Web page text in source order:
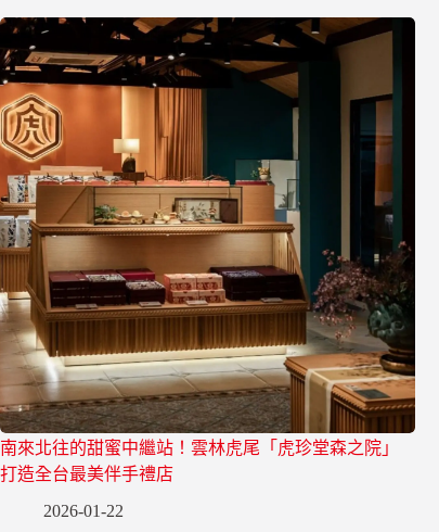
南來北往的甜蜜中繼站！雲林虎尾「虎珍堂森之院」
打造全台最美伴手禮店
2026-01-22